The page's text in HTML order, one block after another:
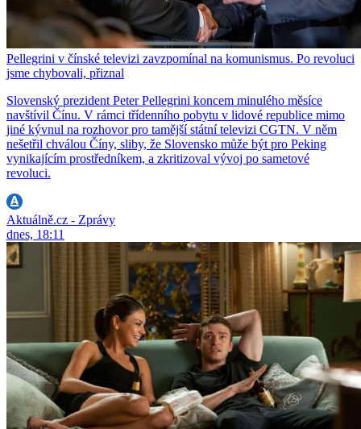
Pellegrini v čínské televizi zavzpomínal na komunismus. Po revoluci
jsme chybovali, přiznal
Slovenský prezident Peter Pellegrini koncem minulého měsíce
navštívil Čínu. V rámci třídenního pobytu v lidové republice mimo
jiné kývnul na rozhovor pro tamější státní televizi CGTN. V něm
nešetřil chválou Číny, sliby, že Slovensko může být pro Peking
vynikajícím prostředníkem, a zkritizoval vývoj po sametové
revoluci.
Aktuálně.cz - Zprávy
dnes, 18:11